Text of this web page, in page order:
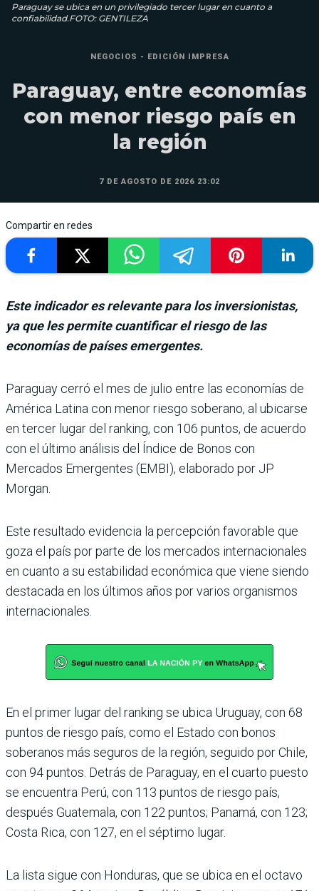
Paraguay se ubica en un privilegiado tercer lugar en cuanto a
confiabilidad.FOTO: GENTILEZA
NEGOCIOS - EDICIÓN IMPRESA
Paraguay, entre economías
con menor riesgo país en
la región
7 DE AGOSTO DE 2026 23:02
Compartir en redes
Este indicador es relevante para los inversionistas,
ya que les permite cuantificar el riesgo de las
economías de países emergentes.
Paraguay cerró el mes de julio entre las eco­nomías de
América Latina con menor riesgo soberano, al ubicarse
en ter­cer lugar del ranking, con 106 puntos, de acuerdo
con el último análisis del Índice de Bonos con
Mercados Emer­gentes (EMBI), elaborado por JP
Morgan.
Este resultado evidencia la percepción favorable que
goza el país por parte de los mercados internacionales
en cuanto a su estabilidad económica que viene siendo
destacada en los últimos años por varios organismos
inter­nacionales.
En el primer lugar del ran­king se ubica Uruguay, con 68
puntos de riesgo país, como el Estado con bonos
soberanos más seguros de la región, seguido por Chile,
con 94 puntos. Detrás de Para­guay, en el cuarto puesto
se encuentra Perú, con 113 pun­tos de riesgo país,
después Guatemala, con 122 puntos; Panamá, con 123;
Costa Rica, con 127, en el séptimo lugar.
La lista sigue con Hondu­ras, que se ubica en el octavo